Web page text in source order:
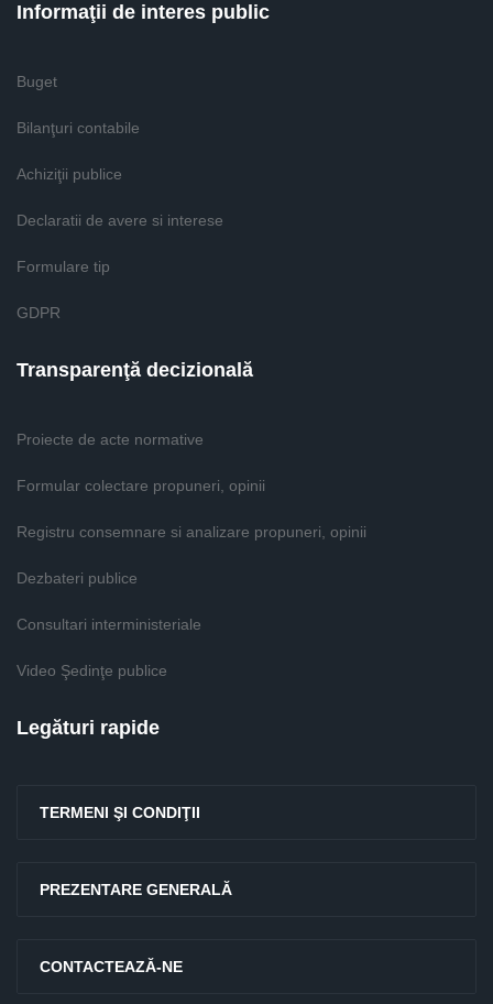
Informaţii de interes public
Buget
Bilanţuri contabile
Achiziţii publice
Declaratii de avere si interese
Formulare tip
GDPR
Transparenţă decizională
Proiecte de acte normative
Formular colectare propuneri, opinii
Registru consemnare si analizare propuneri, opinii
Dezbateri publice
Consultari interministeriale
Video Şedinţe publice
Legături rapide
TERMENI ŞI CONDIŢII
PREZENTARE GENERALĂ
CONTACTEAZĂ-NE